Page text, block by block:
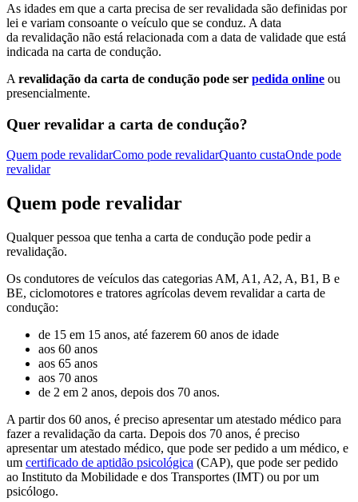
As idades em que a carta precisa de ser revalidada são definidas por
lei e variam consoante o veículo que se conduz. A data
da revalidação não está relacionada com a data de validade que está
indicada na carta de condução.
A revalidação da carta de condução pode ser pedida online ou
presencialmente.
Quer revalidar a carta de condução?
Quem pode revalidarComo pode revalidarQuanto custaOnde pode
revalidar
Quem pode revalidar
Qualquer pessoa que tenha a carta de condução pode pedir a
revalidação.
Os condutores de veículos das categorias AM, A1, A2, A, B1, B e
BE, ciclomotores e tratores agrícolas devem revalidar a carta de
condução:
de 15 em 15 anos, até fazerem 60 anos de idade
aos 60 anos
aos 65 anos
aos 70 anos
de 2 em 2 anos, depois dos 70 anos.
A partir dos 60 anos, é preciso apresentar um atestado médico para
fazer a revalidação da carta. Depois dos 70 anos, é preciso
apresentar um atestado médico, que pode ser pedido a um médico, e
um certificado de aptidão psicológica (CAP), que pode ser pedido
ao Instituto da Mobilidade e dos Transportes (IMT) ou por um
psicólogo.